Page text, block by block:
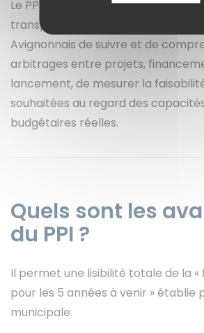
Le PPI est élaboré dans un souci
transparence et de sincérité. Il
Avignonnais de suivre et de
arbitrages entre projets,
lancement, de mesurer la
souhaitées au regard des
budgétaires réelles.
Quels sont les
du PPI ?
Il permet une lisibilité totale de la «
pour les 5 années à venir » établie
municipale